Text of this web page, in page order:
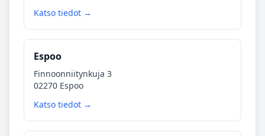
Katso tiedot →
Espoo
Finnoonniitynkuja 3
02270 Espoo
Katso tiedot →